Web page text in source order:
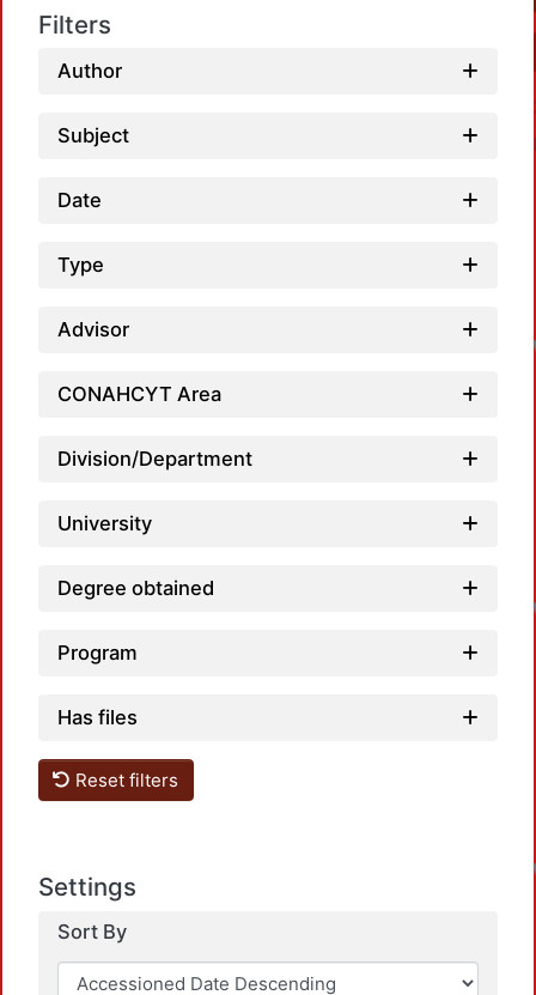
Filters
Author
Subject
Date
Type
Advisor
CONAHCYT Area
Division/Department
University
Degree obtained
Program
Has files
Reset filters
Settings
Sort By